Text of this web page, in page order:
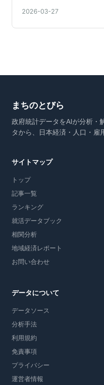
2026-03-27
まちのとびら
政府統計データをAIが分析・
タから、日本経済・人口・雇
サイトマップ
トップ
記事一覧
ランキング
就活データブック
相関分析
地域経済レポート
お問い合わせ
データについて
データソース
分析手法
利用規約
免責事項
プライバシー
運営者情報